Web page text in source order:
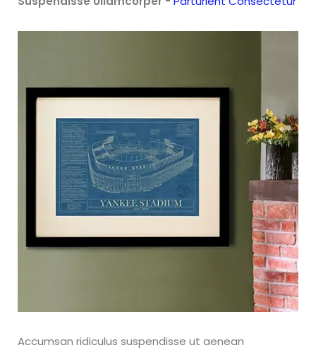
¿Para que
Paises
sirve el
curso?
Argentina, Bolivia, Chile,
Accumsan ridiculus suspendisse ut aenean